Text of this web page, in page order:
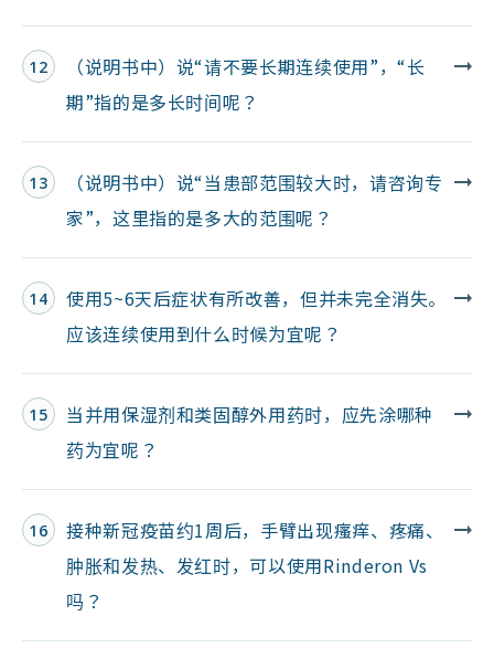
12
（说明书中）说“请不要长期连续使用”，“长
期”指的是多长时间呢？
13
（说明书中）说“当患部范围较大时，请咨询专
家”，这里指的是多大的范围呢？
14
使用5~6天后症状有所改善，但并未完全消失。
应该连续使用到什么时候为宜呢？
15
当并用保湿剂和类固醇外用药时，应先涂哪种
药为宜呢？
16
接种新冠疫苗约1周后，手臂出现瘙痒、疼痛、
肿胀和发热、发红时，可以使用Rinderon Vs
吗？